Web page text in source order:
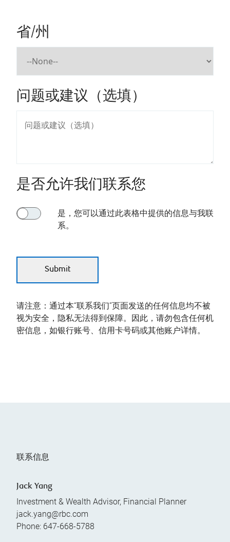
省/州
问题或建议（选填）
是否允许我们联系您
是，您可以通过此表格中提供的信息与我联
系。
请注意：通过本“联系我们”页面发送的任何信息均不被
视为安全，隐私无法得到保障。因此，请勿包含任何机
密信息，如银行账号、信用卡号码或其他账户详情。
联系信息
Jack Yang
Investment & Wealth Advisor, Financial Planner
jack.yang@rbc.com
Phone: 647-668-5788